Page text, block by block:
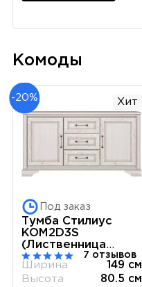
Комоды
-20% Хит
Под заказ
Тумба Стилиус
KOM2D3S
(Лиственница
сибирская)7 отзывов
Ширина
149 см
Высота
80.5 см